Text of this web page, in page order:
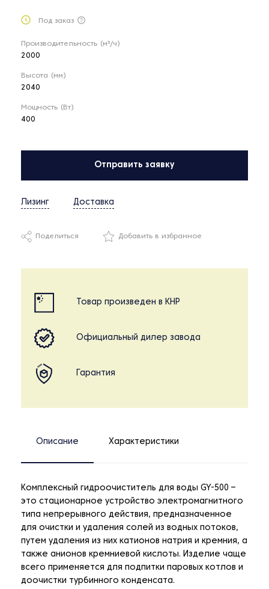
Под заказ
Производительность (м³/ч)
2000
Высота (мм)
2040
Мощность (Вт)
400
Отправить заявку
Лизинг Доставка
Поделиться Добавить в избранное
Товар произведен в КНР
Официальный дилер завода
Гарантия
Описание Характеристики
Комплексный гидроочиститель для воды GY-500 –
это стационарное устройство электромагнитного
типа непрерывного действия, предназначенное
для очистки и удаления солей из водных потоков,
путем удаления из них катионов натрия и кремния, а
также анионов кремниевой кислоты. Изделие чаще
всего применяется для подпитки паровых котлов и
доочистки турбинного конденсата.